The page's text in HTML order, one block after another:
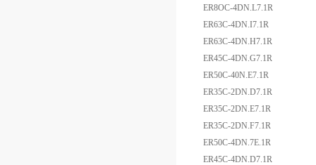
ER8OC-4DN.L7.1R
ER63C-4DN.I7.1R
ER63C-4DN.H7.1R
ER45C-4DN.G7.1R
ER50C-40N.E7.1R
ER35C-2DN.D7.1R
ER35C-2DN.E7.1R
ER35C-2DN.F7.1R
ER50C-4DN.7E.1R
ER45C-4DN.D7.1R